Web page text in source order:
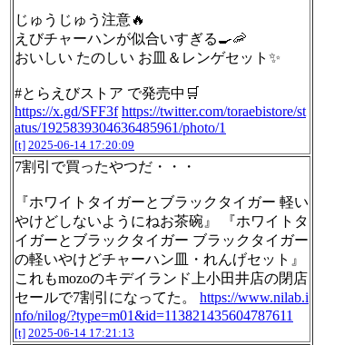
じゅうじゅう注意🔥
えびチャーハンが似合いすぎる🍳🦐
おいしい たのしい お皿＆レンゲセット✨
#とらえびストア で発売中🛒
https://x.gd/SFF3f https://twitter.com/toraebistore/st
atus/1925839304636485961/photo/1
[t] 2025-06-14 17:20:09
7割引で買ったやつだ・・・
『ホワイトタイガーとブラックタイガー 軽い
やけどしないようにねお茶碗』 『ホワイトタ
イガーとブラックタイガー ブラックタイガー
の軽いやけどチャーハン皿・れんげセット』
これもmozoのキデイランド上小田井店の閉店
セールで7割引になってた。 https://www.nilab.i
nfo/nilog/?type=m01&id=113821435604787611
[t] 2025-06-14 17:21:13